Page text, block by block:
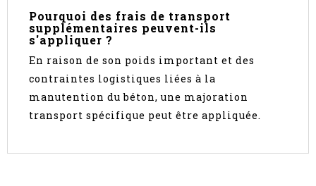
Pourquoi des frais de transport
supplémentaires peuvent-ils
s'appliquer ?
En raison de son poids important et des
contraintes logistiques liées à la
manutention du béton, une majoration
transport spécifique peut être appliquée.